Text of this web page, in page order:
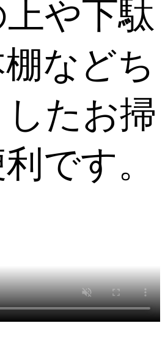
や下駄
などち
したお掃
です。